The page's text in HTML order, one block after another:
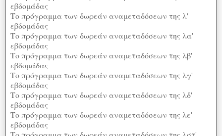
εβδομάδας
Το πρόγραμμα των δωρεάν αναμεταδόσεων της λ'
εβδομάδας
Το πρόγραμμα των δωρεάν αναμεταδόσεων της λα'
εβδομάδας
Το πρόγραμμα των δωρεάν αναμεταδόσεων της λβ'
εβδομάδας
Το πρόγραμμα των δωρεάν αναμεταδόσεων της λγ'
εβδομάδας
Το πρόγραμμα των δωρεάν αναμεταδόσεων της λδ'
εβδομάδας
Το πρόγραμμα των δωρεάν αναμεταδόσεων της λε'
εβδομάδας